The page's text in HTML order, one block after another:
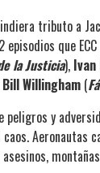
tributo a
que
la Justicia), Ivan
Bill Willingham (
y
Aeronautas